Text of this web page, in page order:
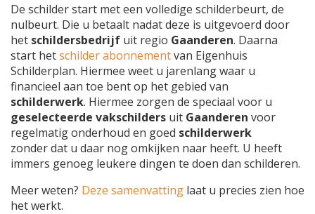
De schilder start met een volledige schilderbeurt, de
nulbeurt. Die u betaalt nadat deze is uitgevoerd door
het schildersbedrijf uit regio Gaanderen. Daarna
start hetschilder abonnementvan Eigenhuis
Schilderplan. Hiermee weet u jarenlang waar u
financieel aan toe bent op het gebied van
schilderwerk. Hiermee zorgen de speciaal voor u
geselecteerde vakschilders uit Gaanderen voor
regelmatig onderhoud en goed schilderwerk
zonder dat u daar nog omkijken naar heeft. U heeft
immers genoeg leukere dingen te doen dan schilderen.
Meer weten? Deze samenvatting laat u precies zien hoe
het werkt.